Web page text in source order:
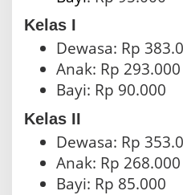
Kelas I
Dewasa: Rp
Anak: Rp 293.000
Bayi: Rp 90.000
Kelas II
Dewasa: Rp
Anak: Rp 268.000
Bayi: Rp 85.000